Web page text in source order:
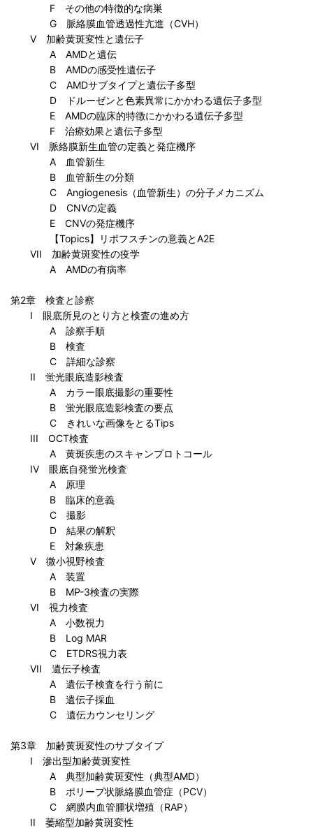
F その他の特徴的な病巣
G 脈絡膜血管透過性亢進（CVH）
V 加齢黄斑変性と遺伝子
A AMDと遺伝
B AMDの感受性遺伝子
C AMDサブタイプと遺伝子多型
D ドルーゼンと色素異常にかかわる遺伝子多型
E AMDの臨床的特徴にかかわる遺伝子多型
F 治療効果と遺伝子多型
VI 脈絡膜新生血管の定義と発症機序
A 血管新生
B 血管新生の分類
C Angiogenesis（血管新生）の分子メカニズム
D CNVの定義
E CNVの発症機序
【Topics】リポフスチンの意義とA2E
VII 加齢黄斑変性の疫学
A AMDの有病率
第2章 検査と診察
I 眼底所見のとり方と検査の進め方
A 診察手順
B 検査
C 詳細な診察
II 蛍光眼底造影検査
A カラー眼底撮影の重要性
B 蛍光眼底造影検査の要点
C きれいな画像をとるTips
III OCT検査
A 黄斑疾患のスキャンプロトコール
IV 眼底自発蛍光検査
A 原理
B 臨床的意義
C 撮影
D 結果の解釈
E 対象疾患
V 微小視野検査
A 装置
B MP-3検査の実際
VI 視力検査
A 小数視力
B Log MAR
C ETDRS視力表
VII 遺伝子検査
A 遺伝子検査を行う前に
B 遺伝子採血
C 遺伝カウンセリング
第3章 加齢黄斑変性のサブタイプ
I 滲出型加齢黄斑変性
A 典型加齢黄斑変性（典型AMD）
B ポリープ状脈絡膜血管症（PCV）
C 網膜内血管腫状増殖（RAP）
II 萎縮型加齢黄斑変性